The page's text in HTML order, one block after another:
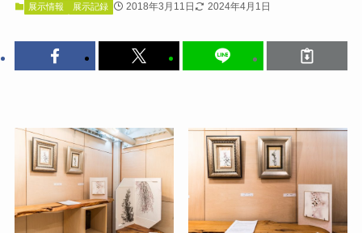
展示情報 展示記録 2018年3月11日 2024年4月1日